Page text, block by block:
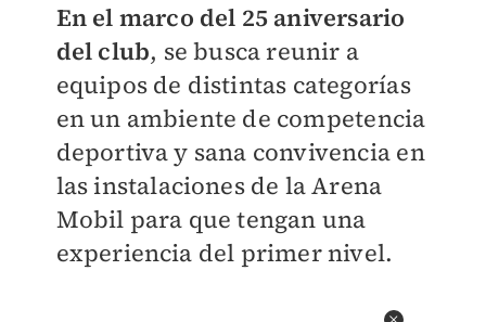
En el marco del 25 aniversario
del club, se busca reunir a
equipos de distintas categorías
en un ambiente de competencia
deportiva y sana convivencia en
las instalaciones de la Arena
Mobil para que tengan una
experiencia del primer nivel.